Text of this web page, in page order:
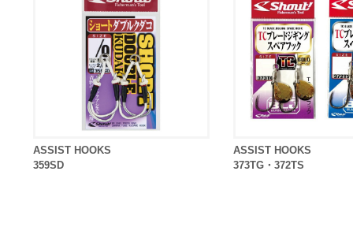
ASSIST HOOKS
359SD
ASSIST HOOKS
373TG・372TS